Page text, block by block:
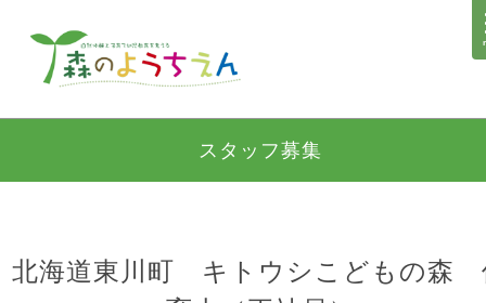
スタッフ募集
北海道東川町 キトウシこどもの森